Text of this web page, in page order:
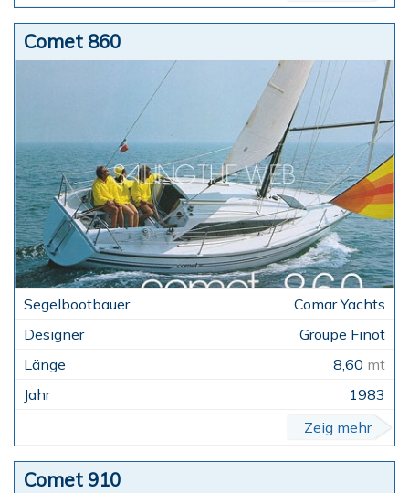
Comet 860
Comar Yachts
Groupe Finot
8,60 mt
1983
Zeig mehr
Comet 910